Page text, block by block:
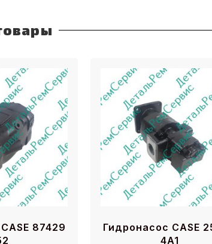
87429
Гидронасос CASE
4A1